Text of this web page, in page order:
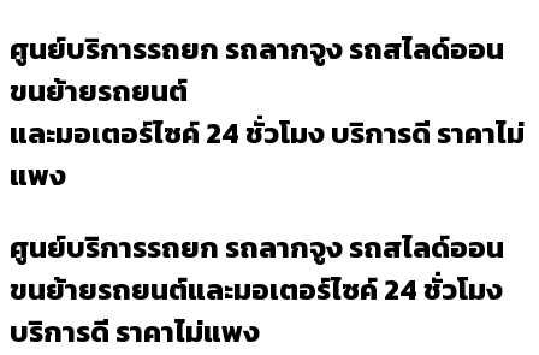
ศูนย์บริการรถยก รถลากจูง รถสไลด์ออน
ขนย้ายรถยนต์
และมอเตอร์ไซค์ 24 ชั่วโมง บริการดี ราคาไม่
แพง
ศูนย์บริการรถยก รถลากจูง รถสไลด์ออน
ขนย้ายรถยนต์และมอเตอร์ไซค์ 24 ชั่วโมง
บริการดี ราคาไม่แพง